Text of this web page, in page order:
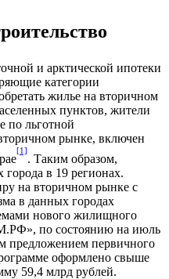
и арктической ипотеки
категории
жилье на вторичном
пунктов, жители
по льготной
рынке, включен
[1]
. Таким образом,
города в 19 регионах.
на вторичном рынке с
в данных городах
нового жилищного
по состоянию на июль
предложением первичного
оформлено свыше
59,4 млрд рублей.